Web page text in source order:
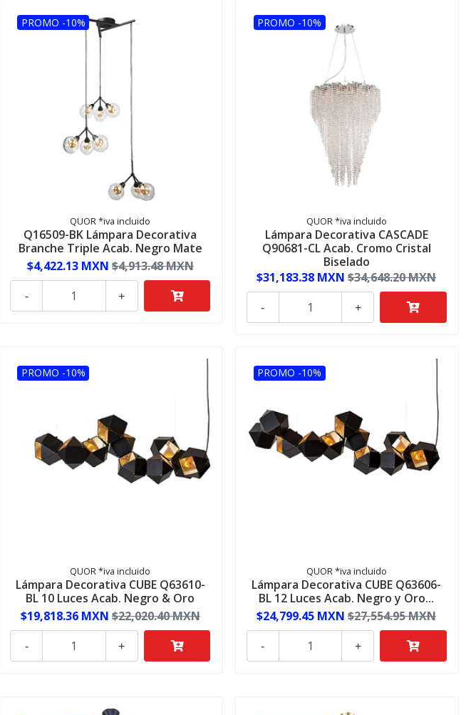
PROMO -10%
QUOR *iva incluido
Q16509-BK Lámpara Decorativa
Branche Triple Acab. Negro Mate
$4,422.13 MXN $4,913.48 MXN
+
-
PROMO -10%
QUOR *iva incluido
Lámpara Decorativa CASCADE
Q90681-CL Acab. Cromo Cristal
Biselado
$31,183.38 MXN $34,648.20 MXN
+
-
PROMO -10%
QUOR *iva incluido
Lámpara Decorativa CUBE Q63610-
BL 10 Luces Acab. Negro & Oro
$19,818.36 MXN $22,020.40 MXN
+
-
PROMO -10%
QUOR *iva incluido
Lámpara Decorativa CUBE Q63606-
BL 12 Luces Acab. Negro y Oro...
$24,799.45 MXN $27,554.95 MXN
+
-